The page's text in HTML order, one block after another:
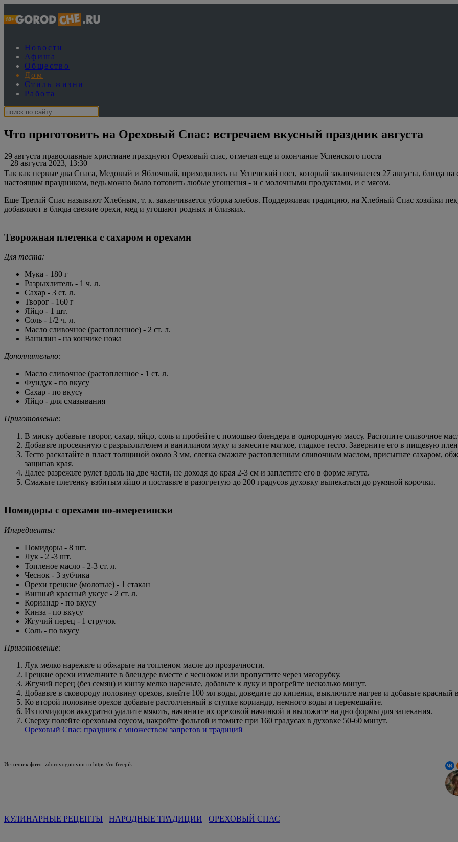
Новости
Афиша
Общество
Дом
Стиль жизни
Работа
Что приготовить на Ореховый Спас: встречаем вкусный праздник августа
28 августа 2023, 13:30
29 августа православные христиане празднуют Ореховый спас, отмечая еще и окончание Успенского поста
Так как первые два Спаса, Медовый и Яблочный, приходились на Успенский пост, который заканчивается 27 августа, блюда
настоящим праздником, ведь можно было готовить любые угощения - и с молочными продуктами, и с мясом.
Еще Третий Спас называют Хлебным, т. к. заканчивается уборка хлебов. Поддерживая традицию, на Хлебный Спас хозяйки
добавляют в блюда свежие орехи, мед и угощают родных и близких.
Творожная плетенка с сахаром и орехами
Для теста:
Мука - 180 г
Разрыхлитель - 1 ч. л.
Сахар - 3 ст. л.
Творог - 160 г
Яйцо - 1 шт.
Соль - 1/2 ч. л.
Масло сливочное (растопленное) - 2 ст. л.
Ванилин - на кончике ножа
Дополнительно:
Масло сливочное (растопленное - 1 ст. л.
Фундук - по вкусу
Сахар - по вкусу
Яйцо - для смазывания
Приготовление:
В миску добавьте творог, сахар, яйцо, соль и пробейте с помощью блендера в однородную массу. Растопите сливочное
Добавьте просеянную с разрыхлителем и ванилином муку и замесите мягкое, гладкое тесто. Заверните его в пищевую
Тесто раскатайте в пласт толщиной около 3 мм, слегка смажьте растопленным сливочным маслом, присыпьте сахаром,
защипав края.
Далее разрежьте рулет вдоль на две части, не доходя до края 2-3 см и заплетите его в форме жгута.
Смажьте плетенку взбитым яйцо и поставьте в разогретую до 200 градусов духовку выпекаться до румяной корочки.
Помидоры с орехами по-имеретински
Ингредиенты:
Помидоры - 8 шт.
Лук - 2 -3 шт.
Топленое масло - 2-3 ст. л.
Чеснок - 3 зубчика
Орехи грецкие (молотые) - 1 стакан
Винный красный уксус - 2 ст. л.
Кориандр - по вкусу
Кинза - по вкусу
Жгучий перец - 1 стручок
Соль - по вкусу
Приготовление:
Лук мелко нарежьте и обжарьте на топленом масле до прозрачности.
Грецкие орехи измельчите в блендере вместе с чесноком или пропустите через мясорубку.
Жгучий перец (без семян) и кинзу мелко нарежьте, добавьте к луку и прогрейте несколько минут.
Добавьте в сковороду половину орехов, влейте 100 мл воды, доведите до кипения, выключите нагрев и добавьте красный
Ко второй половине орехов добавьте растолченный в ступке кориандр, немного воды и перемешайте.
Из помидоров аккуратно удалите мякоть, начините их ореховой начинкой и выложите на дно формы для запекания.
Сверху полейте ореховым соусом, накройте фольгой и томите при 160 градусах в духовке 50-60 минут.
Ореховый Спас: праздник с множеством запретов и традиций
Источник фото: zdorovogotovim.ru https://ru.freepik.
КУЛИНАРНЫЕ РЕЦЕПТЫ НАРОДНЫЕ ТРАДИЦИИ ОРЕХОВЫЙ СПАС